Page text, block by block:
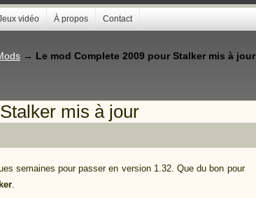
vidéo À propos Contact
→ Le mod Complete 2009 pour Stalker mis à jour
mis à jour
semaines pour passer en version 1.32. Que du bon pour
.